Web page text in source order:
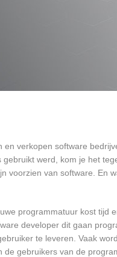
verkopen software
werd, kom je het
voorzien van software. En
programmatuur kost tijd
developer dit gaan
te leveren. Vaak
gebruikers van de